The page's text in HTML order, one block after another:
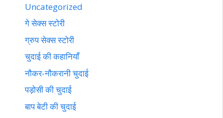
Uncategorized
गे सेक्स स्टोरी
ग्रुप सेक्स स्टोरी
चुदाई की कहानियाँ
नौकर-नौकरानी चुदाई
पड़ोसी की चुदाई
बाप बेटी की चुदाई